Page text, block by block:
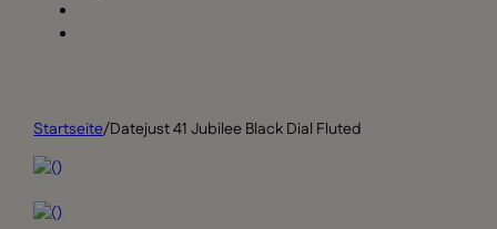
Startseite/Datejust 41 Jubilee Black Dial Fluted